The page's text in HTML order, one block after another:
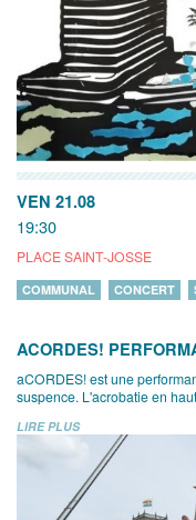
VEN 21.08
19:30
PLACE SAINT-JOSSE
COMMUNAL CONCERT
ACORDES!
aCORDES! est une
suspence. L'acrobatie en
LIRE PLUS